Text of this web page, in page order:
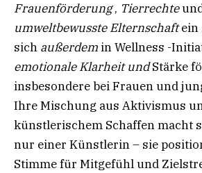
Frauenförderung, Tierrechte
umweltbewusste Elternschaftein
sich außerdem in Wellness -
emotionale Klarheit undStärke
insbesondere bei Frauen und
Ihre Mischung aus Aktivismus
künstlerischem Schaffen macht
nur einer Künstlerin – sie
Stimme für Mitgefühl und